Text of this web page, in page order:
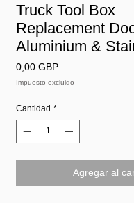
Truck Tool Box
Replacement
Aluminium &
0,00 GBPPrecio
Impuesto excluido
Cantidad *
Agregar al